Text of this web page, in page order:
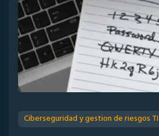
Ciberseguridad y gestion de riesgos TI